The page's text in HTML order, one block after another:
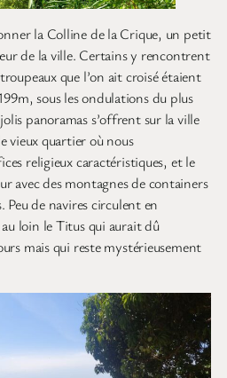
la Colline de la Crique, un petit
de la ville. Certains y rencontrent
que l’on ait croisé étaient
sous les ondulations du plus
panoramas s’offrent sur la ville
vieux quartier où nous
religieux caractéristiques, et le
avec des montagnes de containers
Peu de navires circulent en
loin le Titus qui aurait dû
mais qui reste mystérieusement